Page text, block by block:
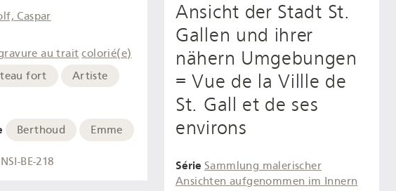
Caspar
au trait colorié(e)
fort
Artiste
Berthoud Emme
BE-218
Ansicht der Stadt St.
Gallen und ihrer
nähern Umgebungen
= Vue de la Villle de
St. Gall et de ses
environs
Série Sammlung malerischer
Ansichten aufgenommen im Innern